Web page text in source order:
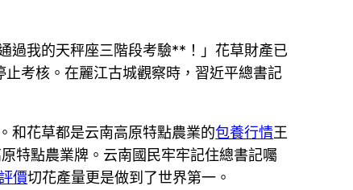
過我的天秤座三階段考驗**！」花草財產已
考核。在麗江古城觀察時，習近平總書記
和花草都是云南高原特點農業的包養行情王
特點農業牌。云南國民牢牢記住總書記囑
價切花產量更是做到了世界第一。